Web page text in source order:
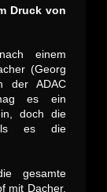
Druck von
einem
(Georg
der ADAC
es ein
doch die
als es die
gesamte
mit Dacher,